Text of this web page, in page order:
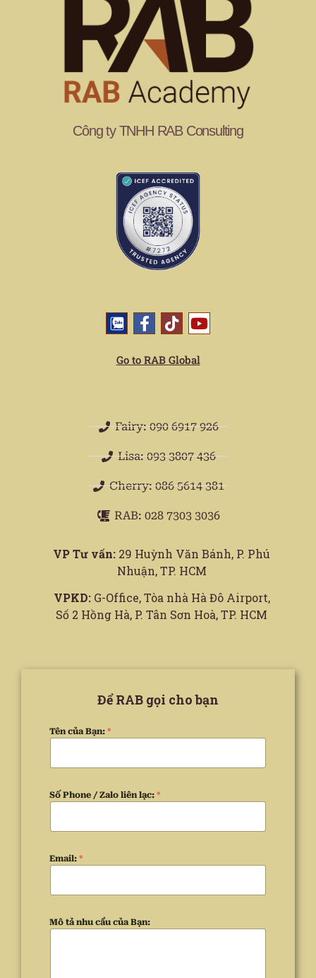
Công ty TNHH RAB Consulting
Go to RAB Global
Fairy: 090 6917 926
Lisa: 093 3807 436
Cherry: 086 5614 381
RAB: 028 7303 3036
VP Tư vấn: 29 Huỳnh Văn Bánh, P. Phú
Nhuận, TP. HCM
VPKD:G-Office, Tòa nhà Hà Đô Airport,
Số 2 Hồng Hà, P. Tân Sơn Hoà, TP. HCM
Để RAB gọi cho bạn
Tên của Bạn: *
Số Phone / Zalo liên lạc: *
Email: *
Mô tả nhu cầu của Bạn: